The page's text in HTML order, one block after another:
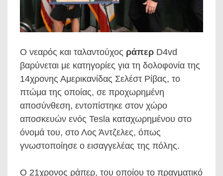
Ο νεαρός και ταλαντούχος ράπερ D4vd
βαρύνεται με κατηγορίες για τη δολοφονία της
14χρονης Αμερικανίδας Σελέστ Ρίβας, το
πτώμα της οποίας, σε προχωρημένη
αποσύνθεση, εντοπίστηκε στον χώρο
αποσκευών ενός Tesla καταχωρημένου στο
όνομά του, στο Λος Άντζελες, όπως
γνωστοποίησε ο εισαγγελέας της πόλης.
Ο 21χρονος ράπερ, του οποίου το πραγματικό